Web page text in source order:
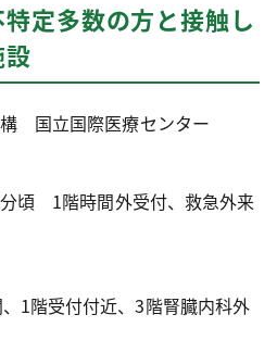
定多数の方と接触し
国立国際医療センター
頃 1階時間外受付、救急外来
1階受付付近、3階腎臓内科外